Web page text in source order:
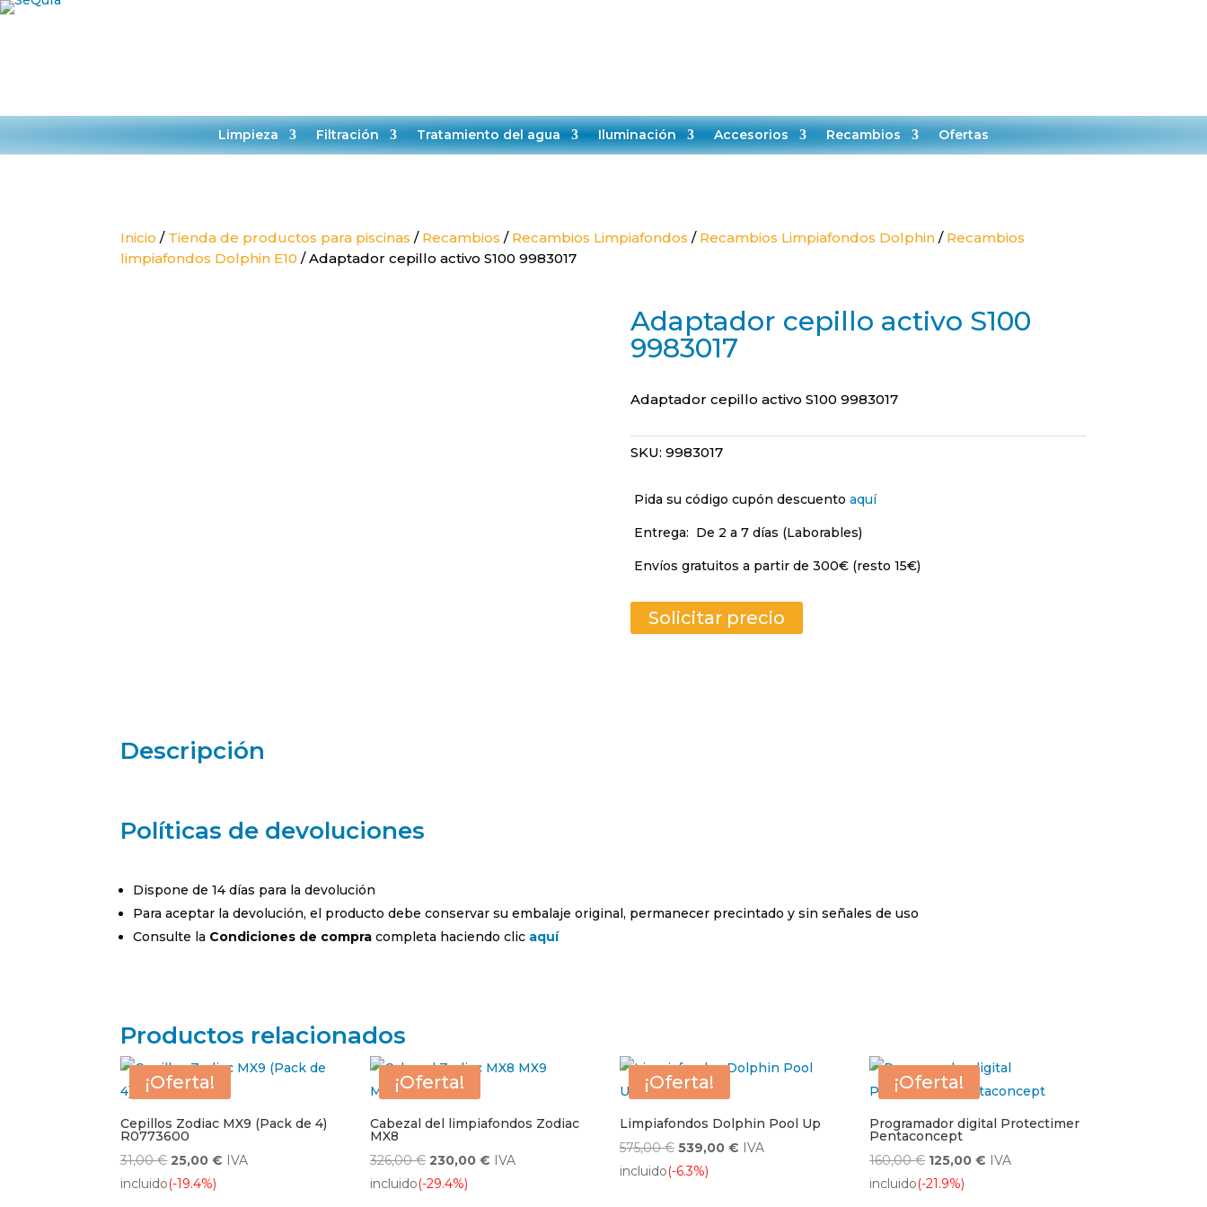
Limpieza Filtración Tratamiento del agua Iluminación Accesorios Recambios Ofertas
Inicio / Tienda de productos para piscinas / Recambios / Recambios Limpiafondos / Recambios Limpiafondos Dolphin / Recambios
limpiafondos Dolphin E10 / Adaptador cepillo activo S100 9983017
Adaptador cepillo activo S100
9983017
Adaptador cepillo activo S100 9983017
SKU: 9983017
Pida su código cupón descuento aquí
Entrega: De 2 a 7 días (Laborables)
Envíos gratuitos a partir de 300€ (resto 15€)
Solicitar precio
Descripción
Políticas de devoluciones
Dispone de 14 días para la devolución
Para aceptar la devolución, el producto debe conservar su embalaje original, permanecer precintado y sin señales de uso
Consulte la Condiciones de compra completa haciendo clic aquí
Productos relacionados
¡Oferta!
Cepillos Zodiac MX9 (Pack de 4)
R0773600
31,00€El
precio
25,00€ El
IVA
incluido(-19.4%)
¡Oferta!
Cabezal del limpiafondos Zodiac
MX8
326,00€ El
precio
230,00€ El
IVA
incluido(-29.4%)
¡Oferta!
Limpiafondos Dolphin Pool Up
575,00€ El
precio
539,00€ El
IVA
incluido(-6.3%)
¡Oferta!
Programador digital Protectimer
Pentaconcept
160,00€ El
precio
125,00€ El
IVA
incluido(-21.9%)